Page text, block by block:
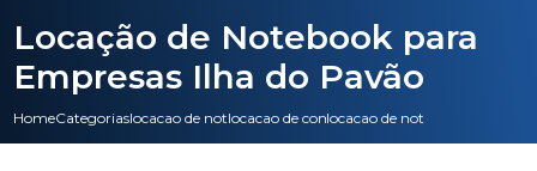
HomeCategoriaslocacao de notebookslocacao de computadores dell
locacao de notebook para
Locação de Notebook para
Empresas Ilha do Pavão